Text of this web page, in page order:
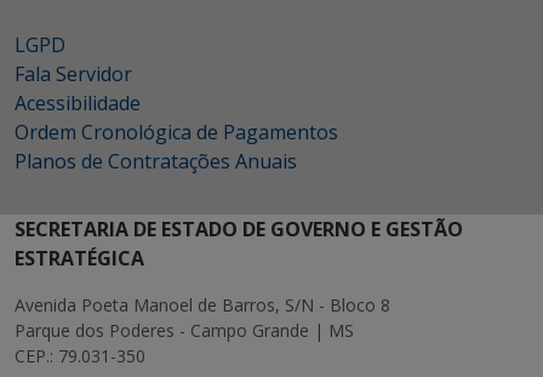
LGPD
Fala Servidor
Acessibilidade
Ordem Cronológica de Pagamentos
Planos de Contratações Anuais
SECRETARIA DE ESTADO DE GOVERNO E GESTÃO
ESTRATÉGICA
Avenida Poeta Manoel de Barros, S/N - Bloco 8
Parque dos Poderes - Campo Grande | MS
CEP.: 79.031-350